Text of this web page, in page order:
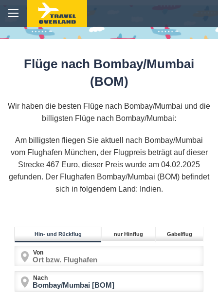
Flüge nach Bombay/Mumbai
(BOM)
Wir haben die besten Flüge nach Bombay/Mumbai und die
billigsten Flüge nach Bombay/Mumbai:
Am billigsten fliegen Sie aktuell nach Bombay/Mumbai
vom Flughafen München, der Flugpreis beträgt auf dieser
Strecke 467 Euro, dieser Preis wurde am 04.02.2025
gefunden. Der Flughafen Bombay/Mumbai (BOM) befindet
sich in folgendem Land: Indien.
Hin- und Rückflug nur Hinflug Gabelflug
Von
Nach